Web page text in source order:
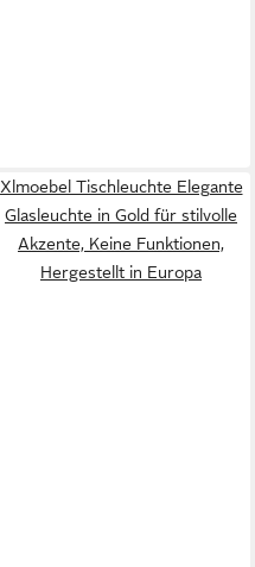
Xlmoebel Tischleuchte Elegante
Glasleuchte in Gold für stilvolle
Akzente, Keine Funktionen,
Hergestellt in Europa